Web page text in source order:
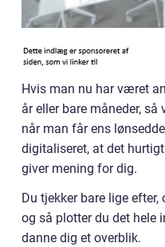
Hvis man nu har været
år eller bare måneder,
når man får ens
digitaliseret, at det
giver mening for dig.
Du tjekker bare lige
og så plotter du det hele
danne dig et overblik.